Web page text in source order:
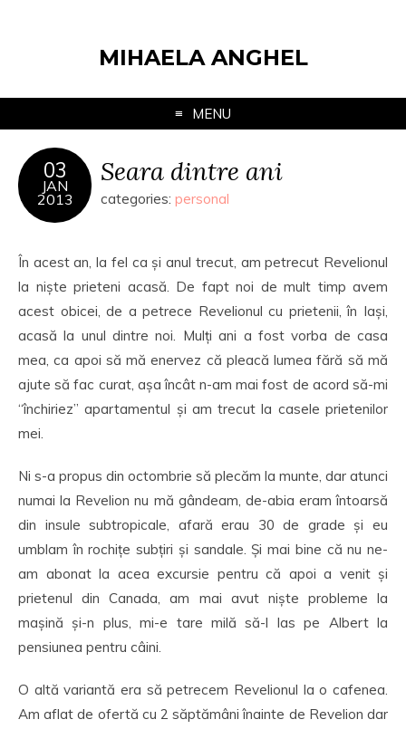
MIHAELA ANGHEL
MENU
03
JAN
2013
Seara dintre ani
categories: personal
În acest an, la fel ca și anul trecut, am petrecut Revelionul
la niște prieteni acasă. De fapt noi de mult timp avem
acest obicei, de a petrece Revelionul cu prietenii, în Iași,
acasă la unul dintre noi. Mulți ani a fost vorba de casa
mea, ca apoi să mă enervez că pleacă lumea fără să mă
ajute să fac curat, așa încât n-am mai fost de acord să-mi
“închiriez” apartamentul și am trecut la casele prietenilor
mei.
Ni s-a propus din octombrie să plecăm la munte, dar atunci
numai la Revelion nu mă gândeam, de-abia eram întoarsă
din insule subtropicale, afară erau 30 de grade și eu
umblam în rochițe subțiri și sandale. Și mai bine că nu ne-
am abonat la acea excursie pentru că apoi a venit și
prietenul din Canada, am mai avut niște probleme la
mașină și-n plus, mi-e tare milă să-l las pe Albert la
pensiunea pentru câini.
O altă variantă era să petrecem Revelionul la o cafenea.
Am aflat de ofertă cu 2 săptămâni înainte de Revelion dar